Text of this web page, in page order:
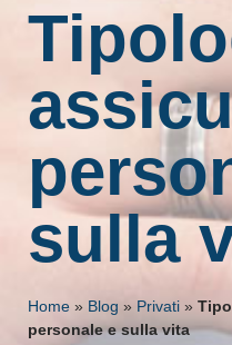
sulla
Home » Blog » Privati »
personale e sulla vita